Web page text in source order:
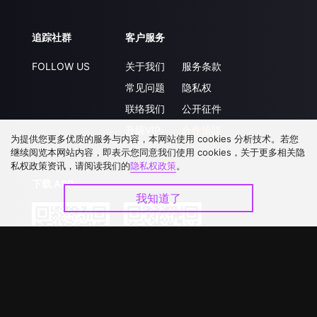
追踪社群
FOLLOW US
客户服务
关于我们
常见问题
联络我们
服务条款
隐私权
公开征件
下载 APP
为提供您更多优质的服务与内容，本网站使用 cookies 分析技术。若您
继续阅览本网站内容，即表示您同意我们使用 cookies，关于更多相关隐
私权政策资讯，请阅读我们的隐私权政策。
我知道了